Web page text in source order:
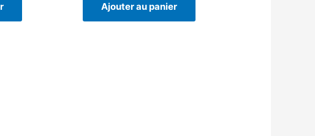
Ajouter au panier